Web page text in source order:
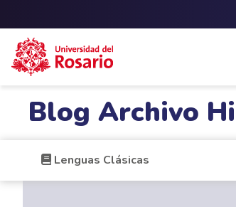
Blog Archivo
Lenguas Clásicas